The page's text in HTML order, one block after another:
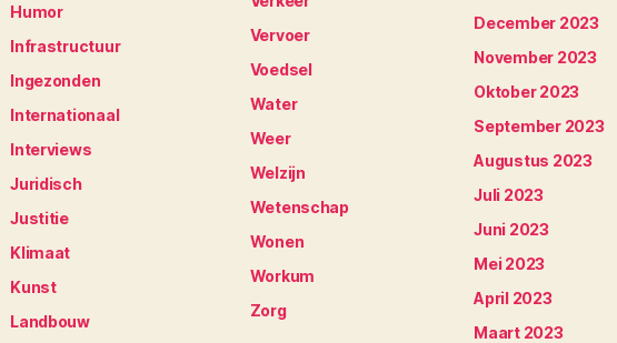
Humor
Infrastructuur
Ingezonden
Internationaal
Interviews
Juridisch
Justitie
Klimaat
Kunst
Landbouw
Vervoer
Voedsel
Water
Weer
Welzijn
Wetenschap
Wonen
Workum
Zorg
December 2023
November 2023
Oktober 2023
September 2023
Augustus 2023
Juli 2023
Juni 2023
Mei 2023
April 2023
Maart 2023